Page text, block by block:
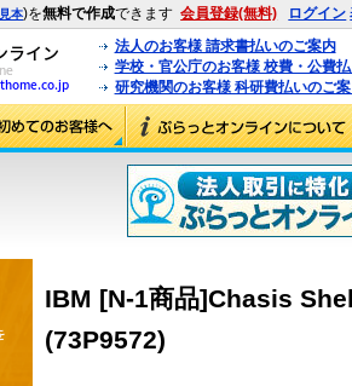
見本)を無料で作成できます 会員登録(無料) ログイン
法人のお客様 請求書払いのご案内
学校・官公庁のお客様 校費・公費
研究機関のお客様 科研費払いのご
IBM [N-1商品]Chasis
(73P9572)